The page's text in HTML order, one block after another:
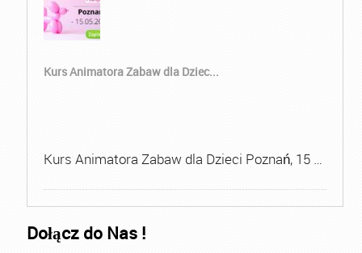
Kurs Animatora Zabaw dla Dziec...
Kurs Animatora Zabaw dla Dzieci Poznań, 15 …
Dołącz do Nas !